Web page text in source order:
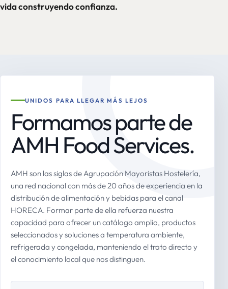
vida construyendo confianza.
UNIDOS PARA LLEGAR MÁS LEJOS
Formamos parte de
AMH Food Services.
AMH son las siglas de Agrupación Mayoristas Hostelería,
una red nacional con más de 20 años de experiencia en la
distribución de alimentación y bebidas para el canal
HORECA. Formar parte de ella refuerza nuestra
capacidad para ofrecer un catálogo amplio, productos
seleccionados y soluciones a temperatura ambiente,
refrigerada y congelada, manteniendo el trato directo y
el conocimiento local que nos distinguen.